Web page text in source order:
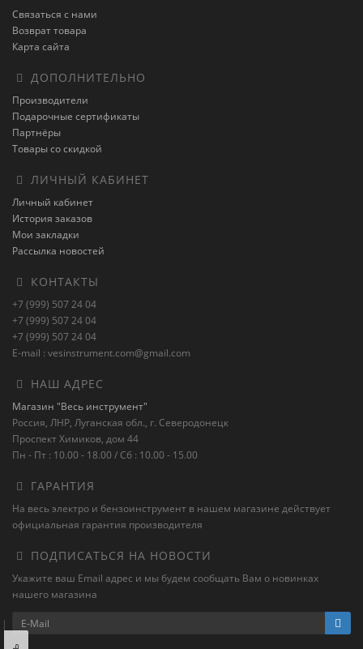
Связаться с нами
Возврат товара
Карта сайта
ДОПОЛНИТЕЛЬНО
Производители
Подарочные сертификаты
Партнёры
Товары со скидкой
ЛИЧНЫЙ КАБИНЕТ
Личный кабинет
История заказов
Мои закладки
Рассылка новостей
КОНТАКТЫ
+7 (999) 507 24 04
+7 (999) 507 24 04
+7 (999) 507 24 04
E-mail : vesinstrument.com@gmail.com
НАШ АДРЕС
Магазин "Весь инструмент"
Россия, ЛНР, Луганская обл., г. Северодонецк
Проспект Химиков, дом 44
Пн - Пт : 10.00 - 18.00 / Сб : 10.00 - 15.00
ГАРАНТИЯ
На весь электро и бензоинструмент в нашем магазине действует
официальная гарантия производителя
ПОДПИСАТЬСЯ НА НОВОСТИ
Укажите ваш Email адрес и мы будем сообщать Вам о новинках
нашего магазина